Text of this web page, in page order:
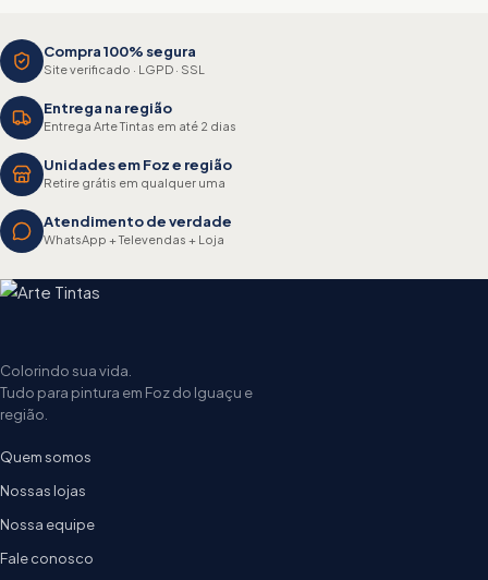
Compra 100% segura
Site verificado · LGPD · SSL
Entrega na região
Entrega Arte Tintas em até 2 dias
Unidades em Foz e região
Retire grátis em qualquer uma
Atendimento de verdade
WhatsApp + Televendas + Loja
Colorindo sua vida.
Tudo para pintura em Foz do Iguaçu e
região.
Quem somos
Nossas lojas
Nossa equipe
Fale conosco